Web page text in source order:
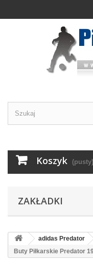
Koszyk (pusty)
ZAKŁADKI
adidas Predator
Buty Piłkarskie Predator